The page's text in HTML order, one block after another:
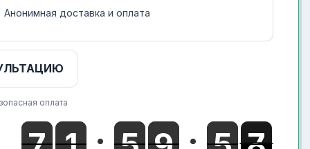
Анонимная доставка и оплата
оплата